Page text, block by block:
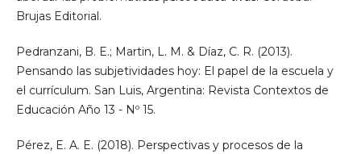
Brujas Editorial.
Pedranzani, B. E.; Martin, L. M. & Díaz, C. R. (2013).
Pensando las subjetividades hoy: El papel de la escuela y
el currículum. San Luis, Argentina: Revista Contextos de
Educación Año 13 - Nº 15.
Pérez, E. A. E. (2018). Perspectivas y procesos de la